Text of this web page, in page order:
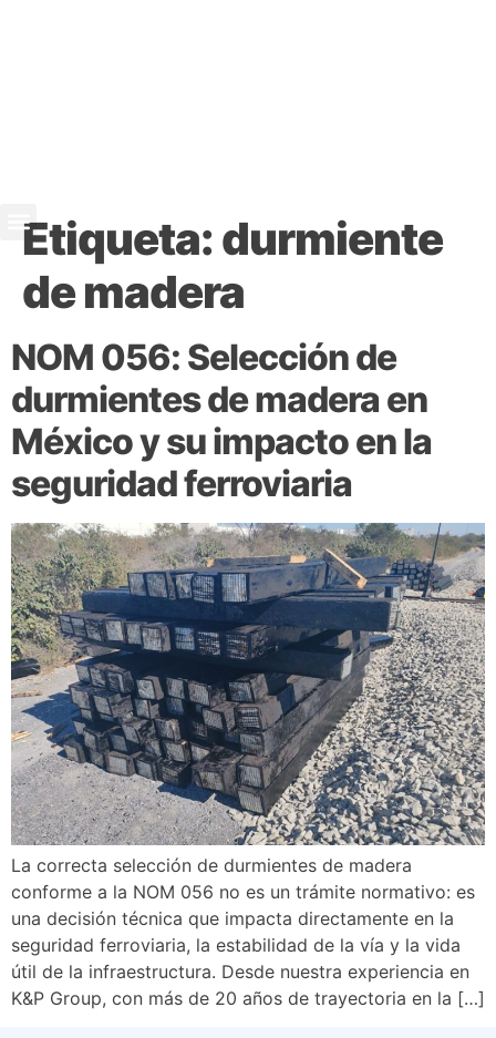
Etiqueta:durmiente
de madera
NOM 056: Selección de
durmientes de madera en
México y su impacto en la
seguridad ferroviaria
La correcta selección de durmientes de madera
conforme a la NOM 056 no es un trámite normativo: es
una decisión técnica que impacta directamente en la
seguridad ferroviaria, la estabilidad de la vía y la vida
útil de la infraestructura. Desde nuestra experiencia en
K&P Group, con más de 20 años de trayectoria en la […]